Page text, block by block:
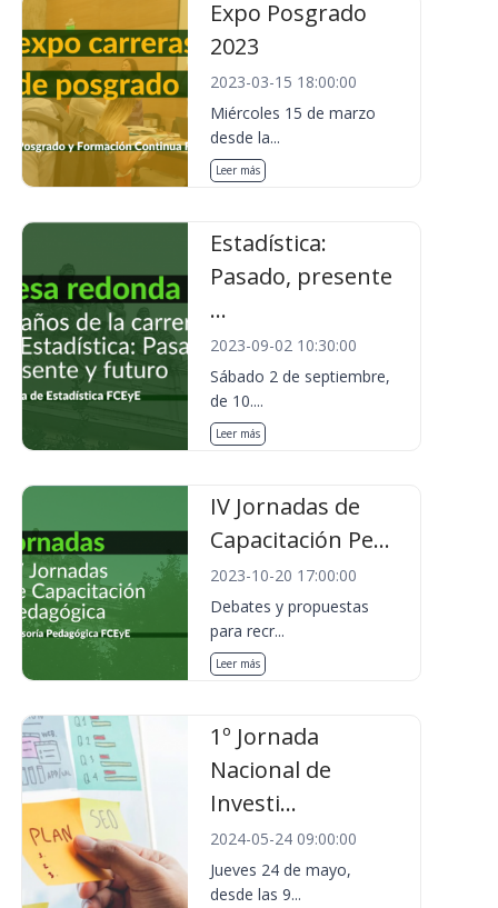
Expo Posgrado
2023
2023-03-15 18:00:00
Miércoles 15 de marzo
desde la...
Leer más
Estadística:
Pasado, presente
...
2023-09-02 10:30:00
Sábado 2 de septiembre,
de 10....
Leer más
IV Jornadas de
Capacitación Pe...
2023-10-20 17:00:00
Debates y propuestas
para recr...
Leer más
1º Jornada
Nacional de
Investi...
2024-05-24 09:00:00
Jueves 24 de mayo,
desde las 9...